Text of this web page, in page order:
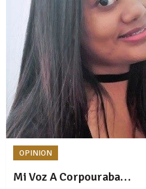
OPINION
Mi Voz A Corpouraba…